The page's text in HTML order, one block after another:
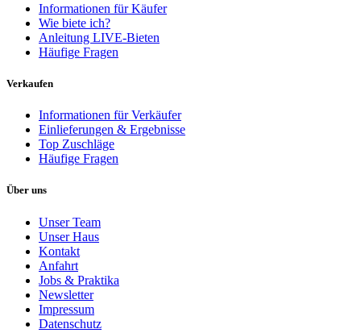
Informationen für Käufer
Wie biete ich?
Anleitung LIVE-Bieten
Häufige Fragen
Verkaufen
Informationen für Verkäufer
Einlieferungen & Ergebnisse
Top Zuschläge
Häufige Fragen
Über uns
Unser Team
Unser Haus
Kontakt
Anfahrt
Jobs & Praktika
Newsletter
Impressum
Datenschutz